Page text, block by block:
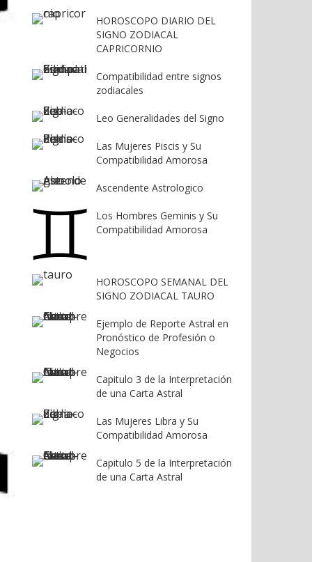
HOROSCOPO DIARIO DEL
SIGNO ZODIACAL
CAPRICORNIO
Compatibilidad entre signos
zodiacales
Leo Generalidades del Signo
Las Mujeres Piscis y Su
Compatibilidad Amorosa
Ascendente Astrologico
Los Hombres Geminis y Su
Compatibilidad Amorosa
HOROSCOPO SEMANAL DEL
SIGNO ZODIACAL TAURO
Ejemplo de Reporte Astral en
Pronóstico de Profesión o
Negocios
Capitulo 3 de la Interpretación
de una Carta Astral
Las Mujeres Libra y Su
Compatibilidad Amorosa
Capitulo 5 de la Interpretación
de una Carta Astral